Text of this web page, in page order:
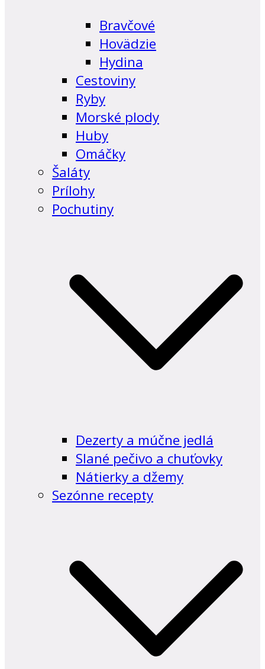
Bravčové
Hovädzie
Hydina
Cestoviny
Ryby
Morské plody
Huby
Omáčky
Šaláty
Prílohy
Pochutiny
Dezerty a múčne jedlá
Slané pečivo a chuťovky
Nátierky a džemy
Sezónne recepty